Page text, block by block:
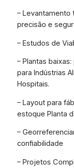
– Levantamento
precisão e
– Estudos de
– Plantas
para Indústrias
Hospitais.
– Layout para
estoque Planta
–
confiabilidade
– Projetos